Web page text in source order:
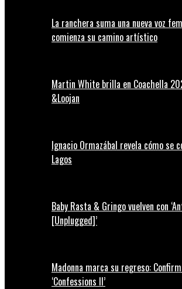
La ranchera suma una nueva voz
comienza su camino artístico
Martin White brilla en Coachella
&Loojan
Ignacio Ormazábal revela cómo se
Lagos
Baby Rasta & Gringo vuelven con
[Unplugged]’
Madonna marca su regreso:
‘Confessions II’